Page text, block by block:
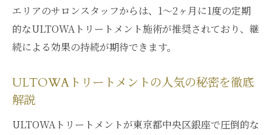
エリアのサロンスタッフからは、1〜2ヶ月に1度の定期
的なULTOWAトリートメント施術が推奨されており、継
続による効果の持続が期待できます。
ULTOWAトリートメントの人気の秘密を徹底
解説
ULTOWAトリートメントが東京都中央区銀座で圧倒的な